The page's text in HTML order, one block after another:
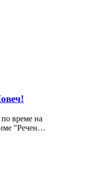
време на
име "Речен…